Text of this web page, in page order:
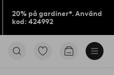
20% på gardiner*. Använd
kod: 424992
Gå
Gå